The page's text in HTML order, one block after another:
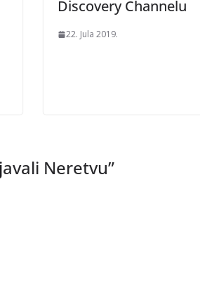
Discovery Channelu
22. Jula 2019.
Neretvu”